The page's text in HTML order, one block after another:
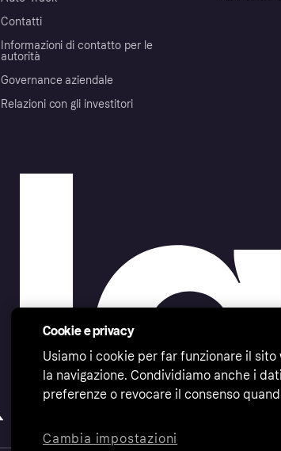
Contatti
Informazioni di contatto per le
autorità
Governance aziendale
Relazioni con gli investitori
Cookie e privacy
Usiamo i cookie per far funzionare il
la navigazione. Condividiamo anche i
preferenze o revocare il consenso
Cambia impostazioni